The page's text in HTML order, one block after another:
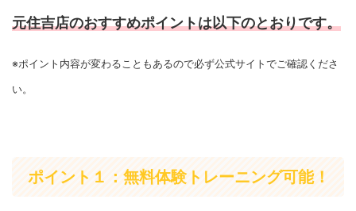
元住吉店のおすすめポイントは以下のとおりです。
※ポイント内容が変わることもあるので必ず公式サイトでご確認くださ
い。
ポイント１：無料体験トレーニング可能！